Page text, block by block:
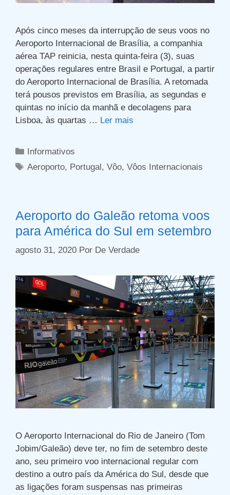
Após cinco meses da interrupção de seus voos no
Aeroporto Internacional de Brasília, a companhia
aérea TAP reinicia, nesta quinta-feira (3), suas
operações regulares entre Brasil e Portugal, a partir
do Aeroporto Internacional de Brasília. A retomada
terá pousos previstos em Brasília, as segundas e
quintas no início da manhã e decolagens para
Lisboa, às quartas … Ler mais
Categorias
Informativos
Tags
Aeroporto, Portugal,Vôo,Vôos Internacionais
Aeroporto do Galeão retoma voos
para América do Sul em setembro
agosto 31, 2020 Por De Verdade
O Aeroporto Internacional do Rio de Janeiro (Tom
Jobim/Galeão) deve ter, no fim de setembro deste
ano, seu primeiro voo internacional regular com
destino a outro país da América do Sul, desde que
as ligações foram suspensas nas primeiras